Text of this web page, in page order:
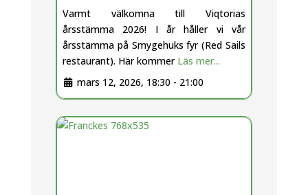
Varmt välkomna till Viqtorias
årsstämma 2026! I år håller vi vår
årsstämma på Smygehuks fyr (Red Sails
restaurant). Här kommer Läs mer...
mars 12, 2026, 18:30 - 21:00